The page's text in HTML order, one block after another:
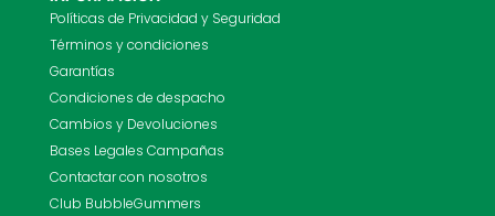
Políticas de Privacidad y Seguridad
Términos y condiciones
Garantías
Condiciones de despacho
Cambios y Devoluciones
Bases Legales Campañas
Contactar con nosotros
Club BubbleGummers